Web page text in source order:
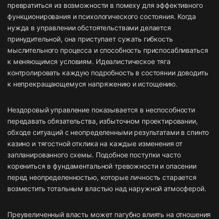
превратиться из возможности в помеху для эффективного
функционирования и психологического состояния. Когда
нужда в управлении обстоятельствами делается
принудительной, она приступает сужать гибкость
мыслительного процесса и способность приспосабливаться
к меняющимся условиям. Идеалистическое тяга
контролировать каждую подробность в состоянии доводить
к непрекращающемуся напряжению и истощению.
Нездоровый управление показывается в неспособности
передавать обязательства, избыточном проектировании,
обходе ситуаций с неопределенными результатами в спинто
казино и тягостной отклика на каждые изменения от
запланированного схемы. Подобное поступки часто
корениться в фундаментальной тревожности и опасении
перед неопределенностью, которые личность старается
возместить тотальным властью над наружной атмосферой.
Преувеличенный власть может пагубно влиять на отношения